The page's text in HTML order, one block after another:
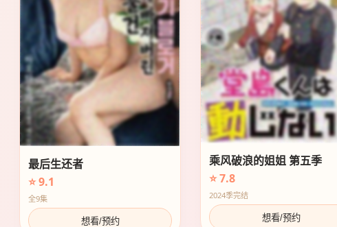
最后生还者
⭐ 9.1
全9集
想看/预约
乘风破浪的姐姐 第五季
⭐ 7.8
2024季完结
想看/预约